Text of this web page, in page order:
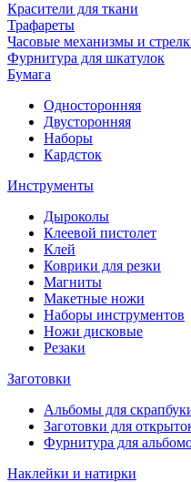
Красители для ткани
Трафареты
Часовые механизмы и
Фурнитура для шкатулок
Бумага
Односторонняя
Двусторонняя
Наборы
Кардсток
Инструменты
Дыроколы
Клеевой пистолет
Клей
Коврики для резки
Магниты
Макетные ножи
Наборы инструментов
Ножи дисковые
Резаки
Заготовки
Альбомы для
Заготовки для
Фурнитура для
Наклейки и натирки